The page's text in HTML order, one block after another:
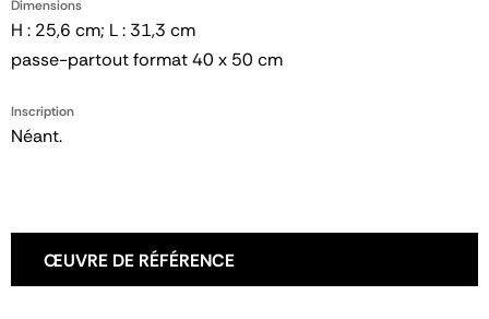
Dimensions
H : 25,6 cm; L : 31,3 cm
passe-partout format 40 x 50 cm
Inscription
Néant.
ŒUVRE DE RÉFÉRENCE